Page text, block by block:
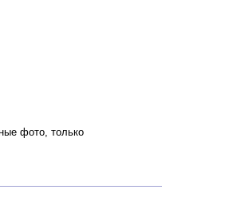
фото, только